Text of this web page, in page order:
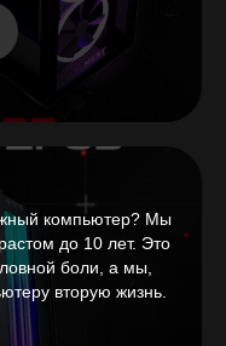
компьютер? Мы
до 10 лет. Это
боли, а мы,
вторую жизнь.